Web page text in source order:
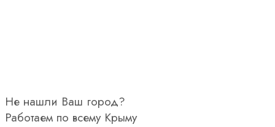
Не нашли Ваш город?
Работаем по всему Крыму